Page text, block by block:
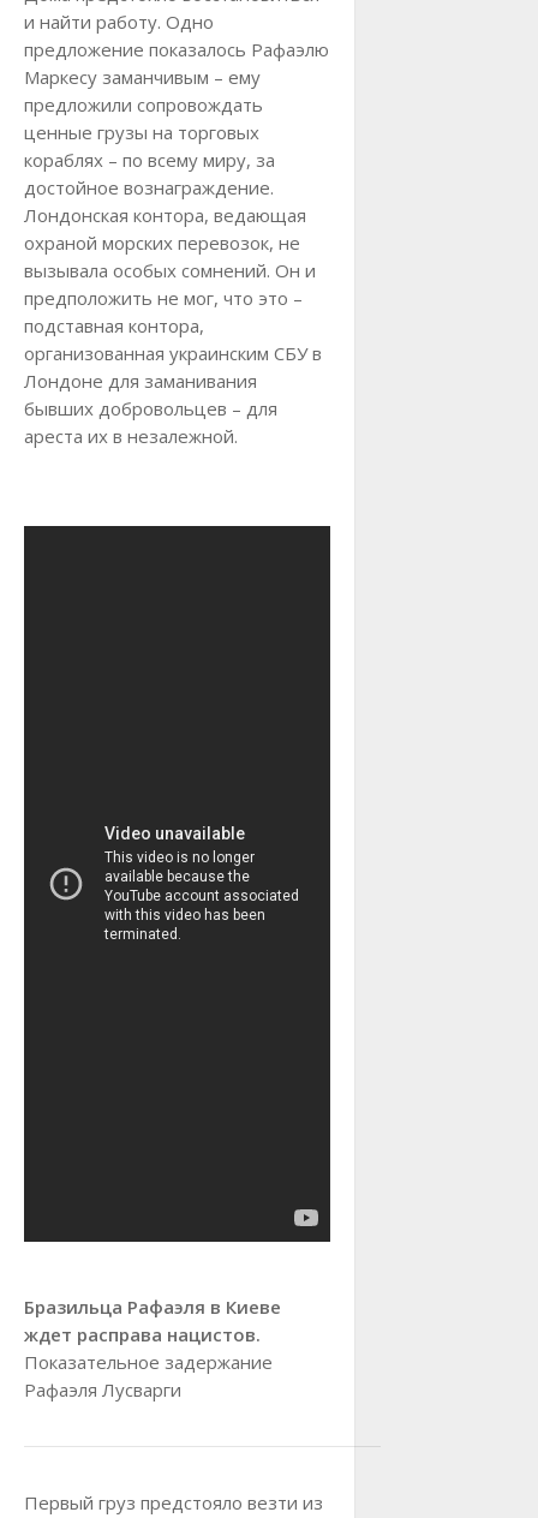
и найти работу. Одно
предложение показалось Рафаэлю
Маркесу заманчивым – ему
предложили сопровождать
ценные грузы на торговых
кораблях – по всему миру, за
достойное вознаграждение.
Лондонская контора, ведающая
охраной морских перевозок, не
вызывала особых сомнений. Он и
предположить не мог, что это –
подставная контора,
организованная украинским СБУ в
Лондоне для заманивания
бывших добровольцев – для
ареста их в незалежной.
Бразильца Рафаэля в Киеве
ждет расправа нацистов.
Показательное задержание
Рафаэля Лусварги
Первый груз предстояло везти из